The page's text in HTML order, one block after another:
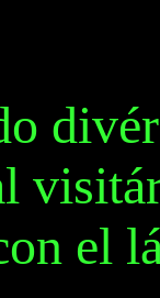
el